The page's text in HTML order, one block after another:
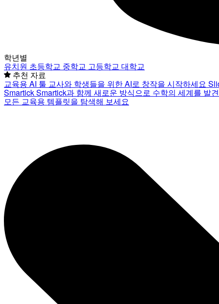
학년별
유치원 초등학교 중학교 고등학교 대학교
추천 자료
교육용 AI 툴 교사와 학생들을 위한 AI로 창작을 시작하세요
SmartickSmartick과 함께 새로운 방식으로 수학의 세계를 발
모든 교육용 템플릿을 탐색해 보세요